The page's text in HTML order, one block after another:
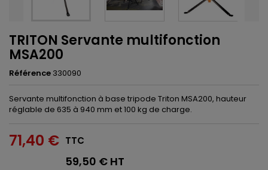
TRITON Servante multifonction
MSA200
Référence 330090
Servante multifonction à base tripode Triton MSA200, hauteur
réglable de 635 à 940 mm et 100 kg de charge.
71,40 € TTC
59,50 € HT